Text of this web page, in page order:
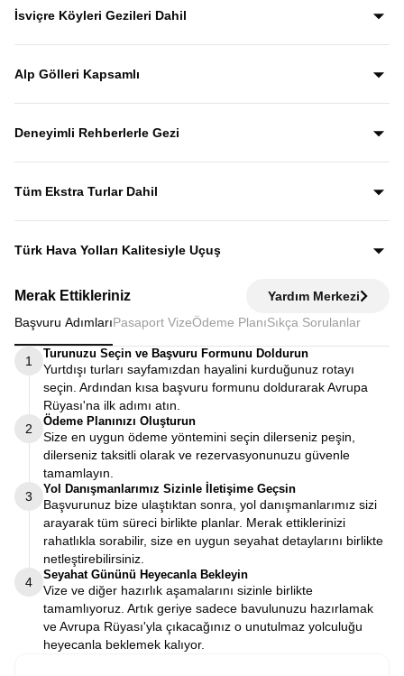
Mürren Dağ Treni ile; vadi ve Alp köyleri manzaraları
İsviçre Köyleri Gezileri Dahil
İsviçre Alpleri’nin en kartpostallık kasabaları olan Mürren,
Grindelwald ve Lauterbrunnen, Alp manzaraları eşliğinde
Alp Gölleri Kapsamlı
Gezi boyunca Luzern, Leman, Zürih, Brienz ve Thun
göllerini görerek İsviçre’nin en etkileyici Alp manzaralarına
Deneyimli Rehberlerle Gezi
Yıllardır bu tur rotasını birebir uygulayan ve deneyimleyen
rehberler eşliğinde gezerek; şehirleri sadece görmekle
Tüm Ekstra Turlar Dahil
Yola çıktığınızda sürpriz ödemelerle karşılaşmazsınız.
Ekstra tur ücreti alınmaz; programda yer alan tüm geziler
Türk Hava Yolları Kalitesiyle Uçuş
Yolları’nın konforu ve hizmet kalitesiyle seyahat edersiniz.
Merak Ettikleriniz
Yardım Merkezi
Başvuru AdımlarıPasaport VizeÖdeme Planı Sıkça Sorulanlar
1
Turunuzu Seçin ve Başvuru Formunu Doldurun
Yurtdışı turları sayfamızdan hayalini kurduğunuz rotayı
seçin. Ardından kısa başvuru formunu doldurarak Avrupa
Rüyası'na ilk adımı atın.
2
Ödeme Planınızı Oluşturun
Size en uygun ödeme yöntemini seçin dilerseniz peşin,
dilerseniz taksitli olarak ve rezervasyonunuzu güvenle
tamamlayın.
3
Yol Danışmanlarımız Sizinle İletişime Geçsin
Başvurunuz bize ulaştıktan sonra, yol danışmanlarımız sizi
arayarak tüm süreci birlikte planlar. Merak ettiklerinizi
rahatlıkla sorabilir, size en uygun seyahat detaylarını birlikte
netleştirebilirsiniz.
4
Seyahat Gününü Heyecanla Bekleyin
Vize ve diğer hazırlık aşamalarını sizinle birlikte
tamamlıyoruz. Artık geriye sadece bavulunuzu hazırlamak
ve Avrupa Rüyası'yla çıkacağınız o unutulmaz yolculuğu
heyecanla beklemek kalıyor.